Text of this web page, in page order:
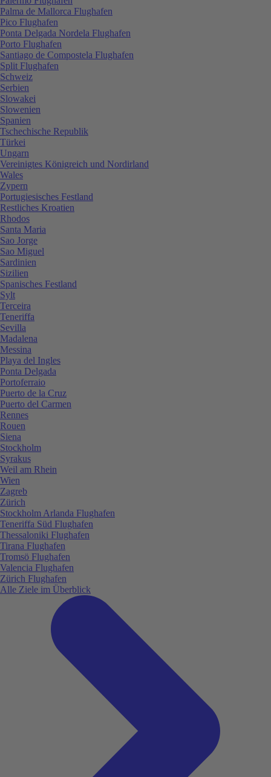
Palma de Mallorca Flughafen
Pico Flughafen
Ponta Delgada Nordela Flughafen
Porto Flughafen
Santiago de Compostela Flughafen
Split Flughafen
Schweiz
Serbien
Slowakei
Slowenien
Spanien
Tschechische Republik
Türkei
Ungarn
Vereinigtes Königreich und Nordirland
Wales
Zypern
Portugiesisches Festland
Restliches Kroatien
Rhodos
Santa Maria
Sao Jorge
Sao Miguel
Sardinien
Sizilien
Spanisches Festland
Sylt
Terceira
Teneriffa
Sevilla
Madalena
Messina
Playa del Ingles
Ponta Delgada
Portoferraio
Puerto de la Cruz
Puerto del Carmen
Rennes
Rouen
Siena
Stockholm
Syrakus
Weil am Rhein
Wien
Zagreb
Zürich
Stockholm Arlanda Flughafen
Teneriffa Süd Flughafen
Thessaloniki Flughafen
Tirana Flughafen
Tromsö Flughafen
Valencia Flughafen
Zürich Flughafen
Alle Ziele im Überblick